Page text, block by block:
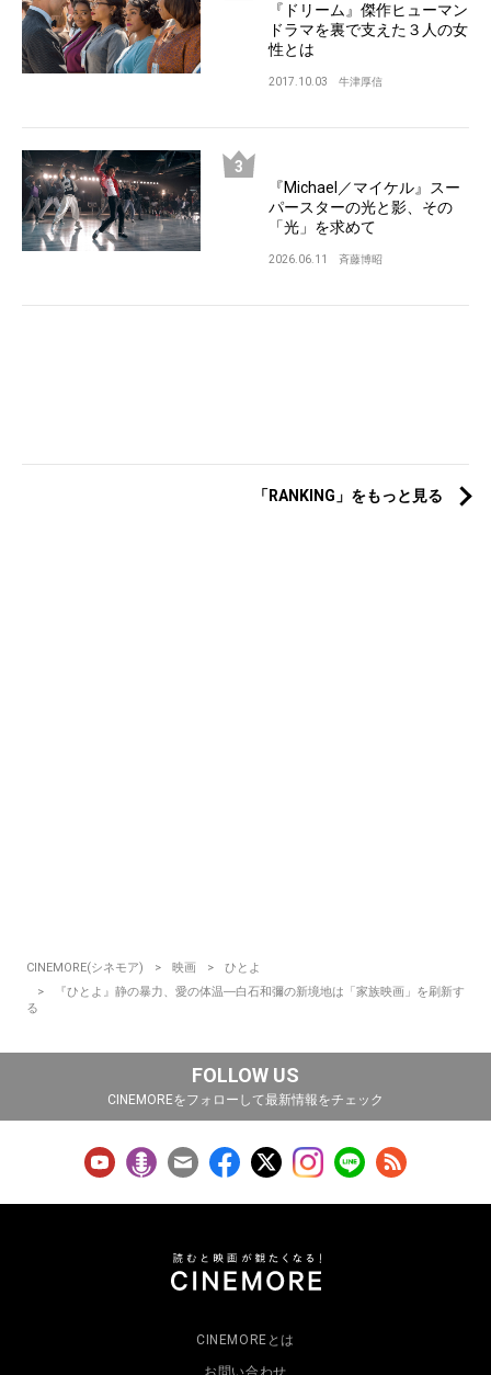
『ドリーム』傑作ヒューマン
ドラマを裏で支えた３人の女
性とは
2017.10.03 牛津厚信
『Michael／マイケル』スー
パースターの光と影、その
「光」を求めて
2026.06.11 斉藤博昭
「RANKING」をもっと見る
CINEMORE(シネモア) 映画
ひとよ
『ひとよ』静の暴力、愛の体温―白石和彌の新境地は「家族映画」を刷新す
る
FOLLOW US
CINEMOREをフォローして最新情報をチェック
CINEMOREとは